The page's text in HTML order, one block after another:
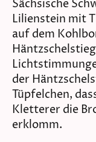
Sächsische
Lilienstein mit
auf dem
der
Tüpfelchen,
Kletterer die
erklomm.